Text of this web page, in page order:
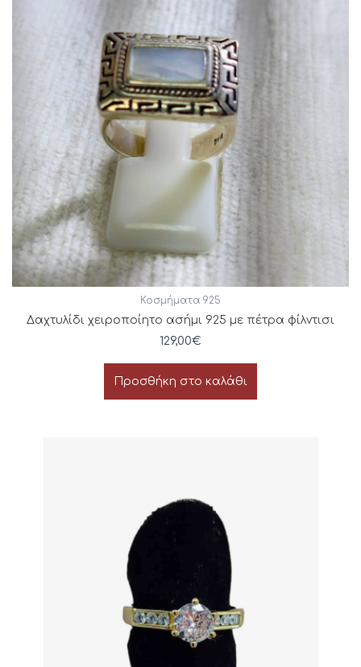
Κοσμήματα 925
Δαχτυλίδι χειροποίητο ασήμι 925 με πέτρα φίλντισι
129,00€
Προσθήκη στο καλάθι